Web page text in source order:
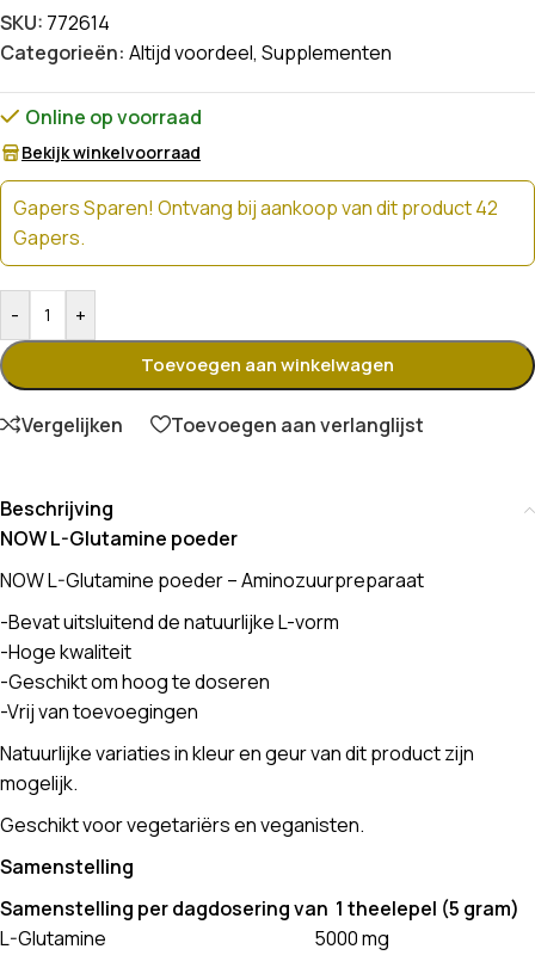
SKU: 772614
Categorieën: Altijd voordeel, Supplementen
Online op voorraad
Bekijk winkelvoorraad
Gapers Sparen! Ontvang bij aankoop van dit product 42
Gapers.
- +
Toevoegen aan winkelwagen
Vergelijken Toevoegen aan verlanglijst
Beschrijving
NOW L-Glutamine poeder
NOW L-Glutamine poeder – Aminozuurpreparaat
-Bevat uitsluitend de natuurlijke L-vorm
-Hoge kwaliteit
-Geschikt om hoog te doseren
-Vrij van toevoegingen
Natuurlijke variaties in kleur en geur van dit product zijn
mogelijk.
Geschikt voor vegetariërs en veganisten.
Samenstelling
Samenstelling per dagdosering van 1 theelepel (5 gram)
L-Glutamine 5000 mg